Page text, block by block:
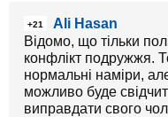
+21
Ali Hasan
Відомо, що тільки
конфлікт подружжя.
нормальні наміри,
можливо буде
виправдати свого